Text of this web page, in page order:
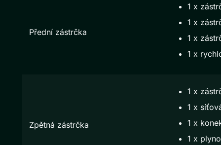
Přední zástrčka
1 x
1 x
1 x
1 x
Zpětná zástrčka
1 x
1 x
1 x
1 x